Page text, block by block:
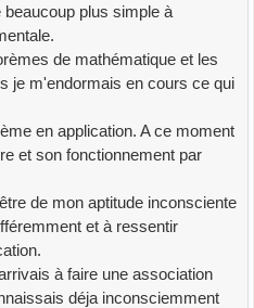
plus simple à
de mathématique et les
je m'endormais en cours ce qui
en application. A ce moment
et son fonctionnement par
de mon aptitude inconsciente
et à ressentir
à faire une association
déja inconsciemment